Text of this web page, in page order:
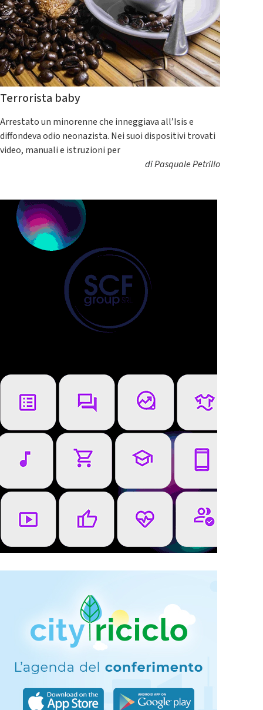
Terrorista baby
Arrestato un minorenne che inneggiava all’Isis e
diffondeva odio neonazista. Nei suoi dispositivi trovati
video, manuali e istruzioni per
diPasquale Petrillo